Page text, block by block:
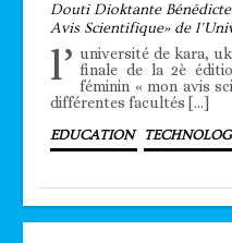
Douti Dioktante
Avis Scientifique» de
l’ université de kara,
finale de la 2è
féminin « mon avis
différentes facultés […]
EDUCATION